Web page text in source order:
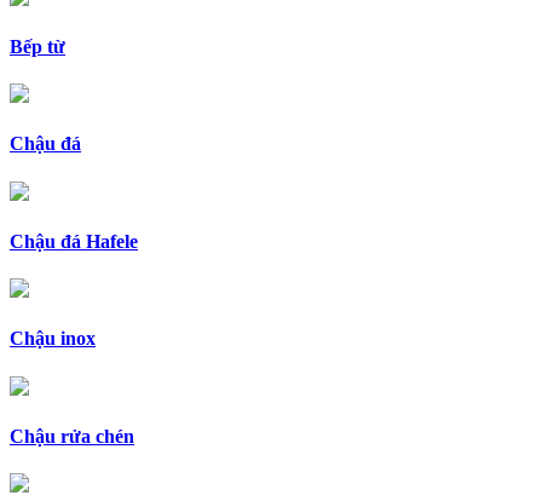
Bếp từ
Chậu đá
Chậu đá Hafele
Chậu inox
Chậu rửa chén